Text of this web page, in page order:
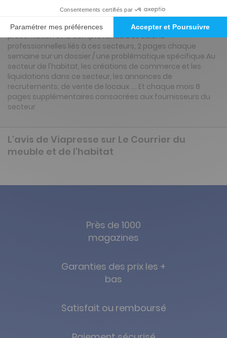
Chaque semaine vous retrouvez l'actualité de la
profession, une ou plusieurs page Consacrées au secteur
du meuble, de la literie, du siége, de la cuisine, la
présentation et le compte rendu Des salons
professionnelles liés à ces secteurs, 2 pages chaque
semaine sur un dossier / une problématique spécifique Au
secteur de l'habitat, les créations de commerce et les
liquidations dans ce secteur, les annonces de
recrutements, de vente de locaux …. Et chaque mois 8
pages supplémentaires consacrées aux fournisseurs du
secteur
L'avis de Viapresse sur Le Courrier du
meuble et de l'habitat
Près de 1000
magazines
Garanties des prix les +
bas
Satisfait ou remboursé